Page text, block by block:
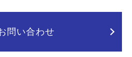
問い合わせ